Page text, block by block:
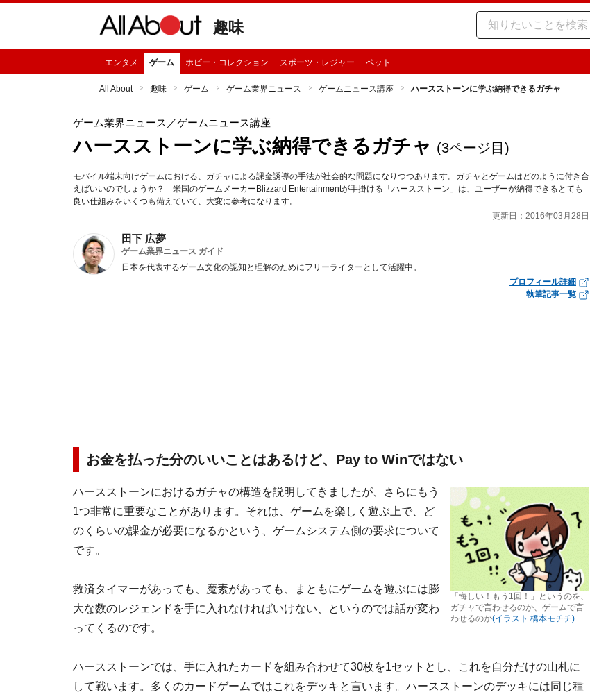
趣味
エンタメ ゲーム ホビー・コレクション スポーツ・レジャー ペット
All About 趣味 ゲーム ゲーム業界ニュース ゲームニュース講座 ハースストーンに学ぶ納得できるガチャ
ゲーム業界ニュース ／ゲームニュース講座
ハースストーンに学ぶ納得できるガチャ (3ページ目)
モバイル端末向けゲームにおける、ガチャによる課金誘導の手法が社会的な問題になりつつあります。ガチャとゲームはどのように付き合
えばいいのでしょうか？ 米国のゲームメーカーBlizzard Entertainmentが手掛ける「ハースストーン」は、ユーザーが納得できるとても
良い仕組みをいくつも備えていて、大変に参考になります。
更新日：2016年03月28日
田下 広夢
ゲーム業界ニュース ガイド
日本を代表するゲーム文化の認知と理解のためにフリーライターとして活躍中。
プロフィール詳細
執筆記事一覧
お金を払った分のいいことはあるけど、Pay to Winではない
「悔しい！もう1回！」というのを、
ガチャで言わせるのか、ゲームで言
わせるのか(イラスト 橋本モチチ)
ハースストーンにおけるガチャの構造を説明してきましたが、さらにもう
1つ非常に重要なことがあります。それは、ゲームを楽しく遊ぶ上で、ど
のくらいの課金が必要になるかという、ゲームシステム側の要求について
です。
救済タイマーがあっても、魔素があっても、まともにゲームを遊ぶには膨
大な数のレジェンドを手に入れなければいけない、というのでは話が変わ
ってくるのです。
ハースストーンでは、手に入れたカードを組み合わせて30枚を1セットとし、これを自分だけの山札に
して戦います。多くのカードゲームではこれをデッキと言います。ハースストーンのデッキには同じ種